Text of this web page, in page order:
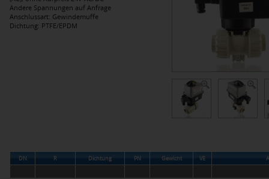
Andere Spannungen auf Anfrage
Anschlussart: Gewindemuffe
Dichtung: PTFE/EPDM
DN R Dichtung PN Gewicht VE